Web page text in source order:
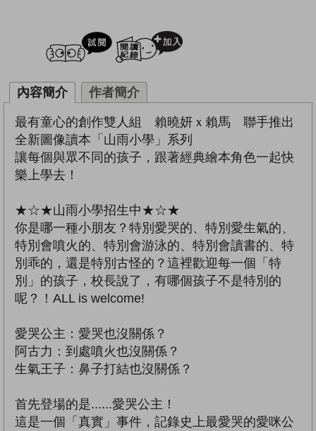
試閲
內容簡介 作者簡介
最有童心的創作雙人組 賴曉妍ｘ賴馬 聯手推出
全新圖像讀本「山雨小學」系列
讓每個與眾不同的孩子，跟著經典繪本角色一起快
樂上學去！
★☆★山雨小學招生中★☆★
你是哪一種小朋友？特別愛哭的、特別愛生氣的、
特別會噴火的、特別會游泳的、特別會讀書的、特
別乖的，還是特別古怪的？這裡歡迎每一個「特
別」的孩子，校長說了，有哪個孩子不是特別的
呢？！ALL is welcome!
愛哭公主：愛哭也沒關係？
阿古力：到處噴火也沒關係？
生氣王子：鼻子打結也沒關係？
首先登場的是......愛哭公主！
這是一個「真實」事件，記錄史上最愛哭的愛咪公